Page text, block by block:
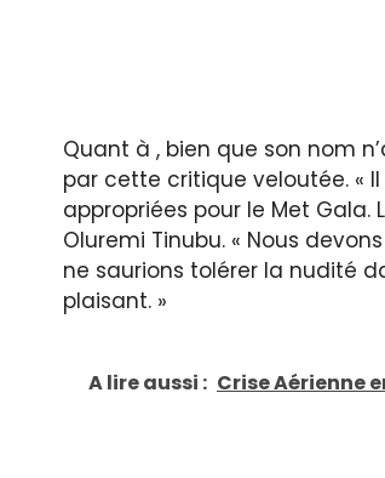
Quant à , bien que son nom
par cette critique veloutée. «
appropriées pour le Met
Oluremi Tinubu. « Nous
ne saurions tolérer la nudité
plaisant. »
A lire aussi : Crise Aérienne